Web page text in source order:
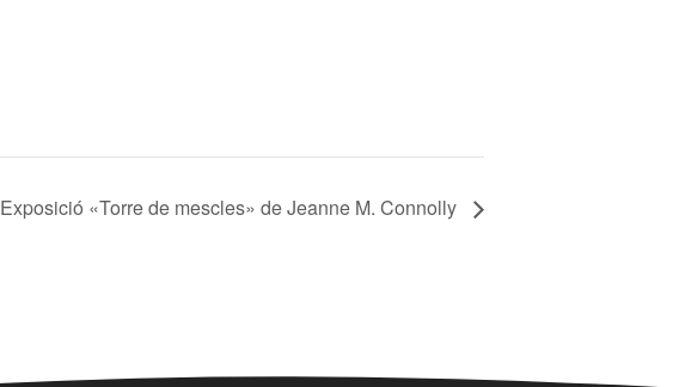
Exposició «Torre de mescles» de Jeanne M. Connolly